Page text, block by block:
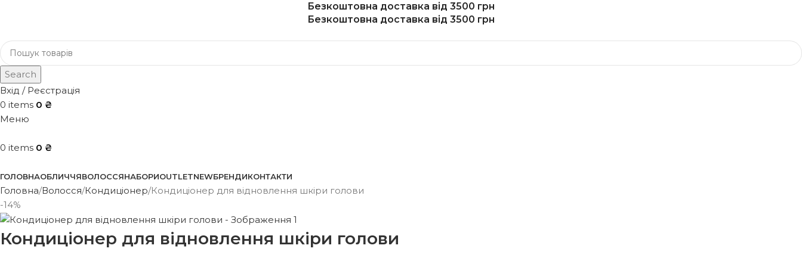
Безкоштовна доставка від 3500 грн
Безкоштовна доставка від 3500 грн
Search
Вхід / Реєстрація
0 items 0 ₴
Меню
0 items 0 ₴
ГОЛОВНАОБЛИЧЧЯВОЛОССЯНАБОРИOUTLETNEWБРЕНДИКОНТАКТИ
Головна Волосся Кондиціонер Кондиціонер для відновлення шкіри голови
-14%
Кондиціонер для відновлення шкіри голови